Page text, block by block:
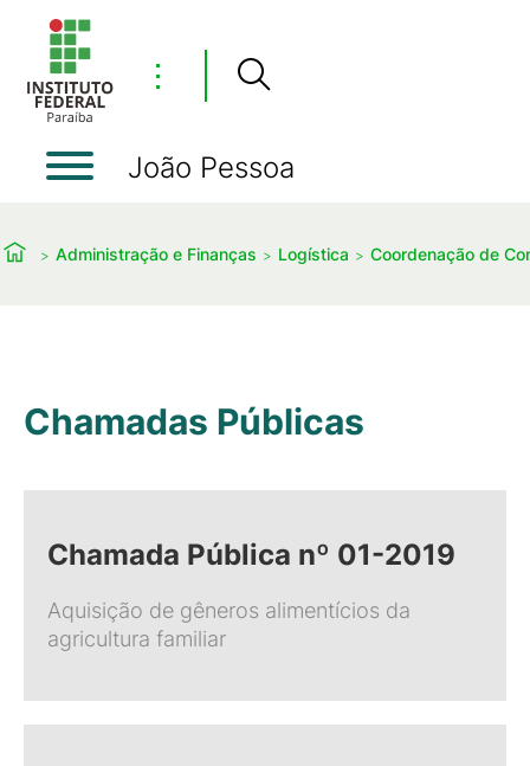
⋮
João Pessoa
Administração e Finanças Logística Coordenação de
Chamadas Públicas
Chamada Pública nº 01-2019
Aquisição de gêneros alimentícios da
agricultura familiar